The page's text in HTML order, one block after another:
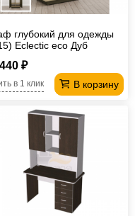
глубокий для одежды
Eclectic eco Дуб
₽
В корзину
в 1 клик